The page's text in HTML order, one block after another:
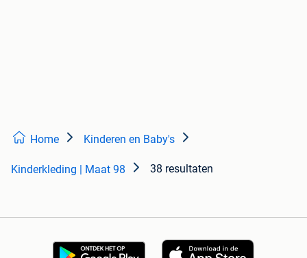
Home Kinderen en Baby's
Kinderkleding | Maat 98 38 resultaten